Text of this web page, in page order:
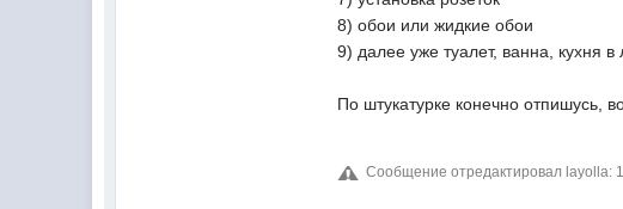
8) обои или жидкие обои
9) далее уже туалет, ванна, кухня
По штукатурке конечно отпишусь,
Сообщение отредактировал layolla: